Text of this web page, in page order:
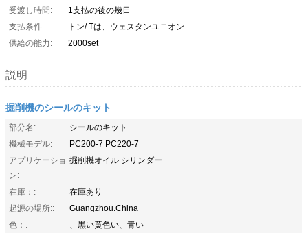
受渡し時間:
1支払の後の幾日
支払条件:
トン/ Tは、ウェスタンユニオン
供給の能力:
2000set
説明
掘削機のシールのキット
部分名:
シールのキット
機械モデル:
PC200-7 PC220-7
アプリケーショ
ン:
掘削機オイル シリンダー
在庫：:
在庫あり
起源の場所::
Guangzhou.China
色：:
、黒い黄色い、青い